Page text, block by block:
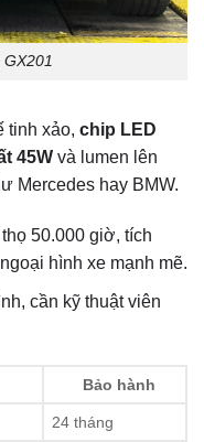
tinh xảo, chip LED
45W và lumen lên
Mercedes hay BMW.
50.000 giờ, tích
hình xe mạnh mẽ.
cần kỹ thuật viên
Bảo hành
24 tháng